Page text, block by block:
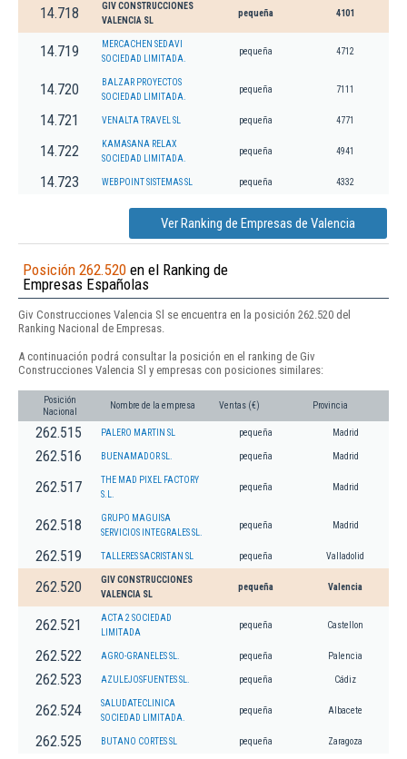
14.718
GIV CONSTRUCCIONES
VALENCIA SL
pequeña 4101
14.719
MERCACHEN SEDAVI
SOCIEDAD LIMITADA.
pequeña 4712
14.720
BALZAR PROYECTOS
SOCIEDAD LIMITADA.
pequeña 7111
14.721 VENALTA TRAVEL SL pequeña 4771
14.722
KAMASANA RELAX
SOCIEDAD LIMITADA.
pequeña 4941
14.723 WEBPOINT SISTEMAS SL pequeña 4332
Ver Ranking de Empresas de Valencia
Posición 262.520 en el Ranking de
Empresas Españolas
Giv Construcciones Valencia Sl se encuentra en la posición 262.520 del
Ranking Nacional de Empresas.
A continuación podrá consultar la posición en el ranking de Giv
Construcciones Valencia Sl y empresas con posiciones similares:
Posición
Nacional
Nombre de la empresa Ventas (€) Provincia
262.515 PALERO MARTIN SL pequeña Madrid
262.516 BUENAMADOR SL. pequeña Madrid
262.517
THE MAD PIXEL FACTORY
S.L.
pequeña Madrid
262.518
GRUPO MAGUISA
SERVICIOS INTEGRALES SL.
pequeña Madrid
262.519 TALLERES SACRISTAN SL pequeña Valladolid
262.520
GIV CONSTRUCCIONES
VALENCIA SL
pequeña Valencia
262.521
ACTA 2 SOCIEDAD
LIMITADA
pequeña Castellon
262.522 AGRO-GRANELES SL. pequeña Palencia
262.523 AZULEJOSFUENTES SL. pequeña Cádiz
262.524
SALUDATECLINICA
SOCIEDAD LIMITADA.
pequeña Albacete
262.525 BUTANO CORTES SL pequeña Zaragoza